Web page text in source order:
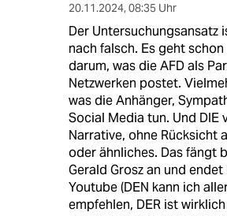
20.11.2024, 08:35 Uhr
Der Untersuchungsansatz
nach falsch. Es geht
darum, was die AFD als
Netzwerken postet.
was die Anhänger,
Social Media tun. Und DIE
Narrative, ohne Rücksicht
oder ähnliches. Das fängt
Gerald Grosz an und
Youtube (DEN kann ich
empfehlen, DER ist